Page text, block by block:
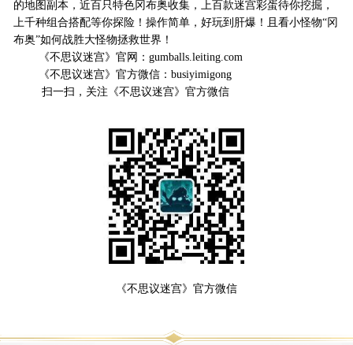
的地图副本，近百只特色冈布奥收集，上百款迷宫彩蛋待你挖掘，
上千种组合搭配等你探险！操作简单，好玩到肝爆！且看小怪物“冈
布奥”如何战胜大怪物拯救世界！
《不思议迷宫》官网：gumballs.leiting.com
《不思议迷宫》官方微信：busiyimigong
扫一扫，关注《不思议迷宫》官方微信
《不思议迷宫》官方微信